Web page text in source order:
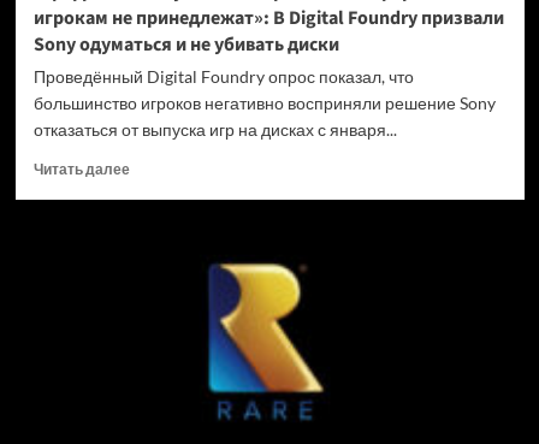
игрокам не принедлежат»: В Digital Foundry призвали
Sony одуматься и не убивать диски
Проведённый Digital Foundry опрос показал, что
большинство игроков негативно восприняли решение Sony
отказаться от выпуска игр на дисках с января...
Читать далееПрочитать
платформах
принедлежат»: